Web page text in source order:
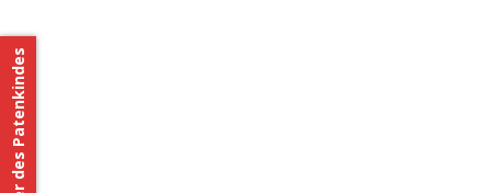
Betreuer des Patenkindes